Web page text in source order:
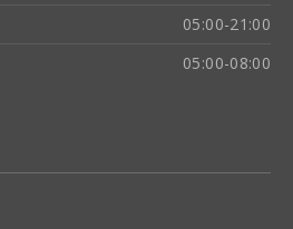
05:00-21:00
05:00-08:00